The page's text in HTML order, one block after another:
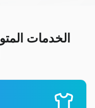
الخدمات